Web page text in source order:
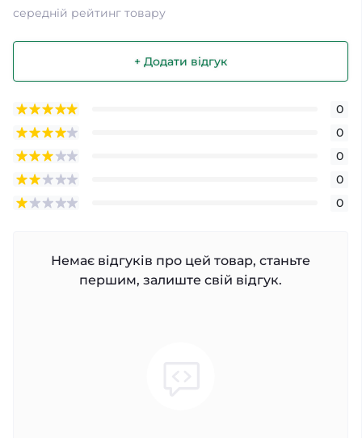
середній рейтинг товару
+ Додати відгук
0
0
0
0
0
Немає відгуків про цей товар, станьте
першим, залиште свій відгук.